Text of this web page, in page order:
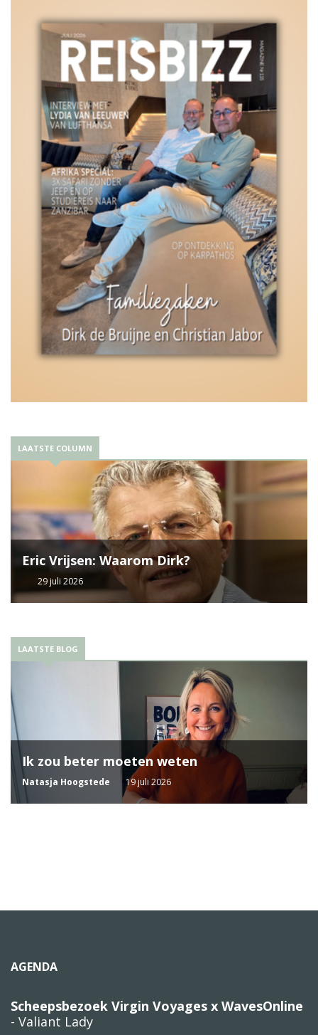
LAATSTE COLUMN
Eric Vrijsen: Waarom Dirk?
29 juli 2026
LAATSTE BLOG
Ik zou beter moeten weten
Natasja Hoogstede 19 juli 2026
AGENDA
Scheepsbezoek Virgin Voyages x WavesOnline
- Valiant Lady